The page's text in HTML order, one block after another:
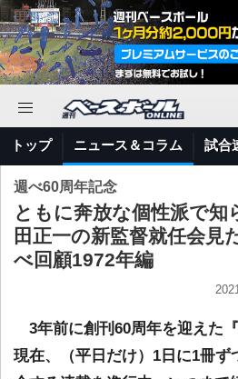
トップ ニュース＆コラム 試合
週べ60周年記念
ともに奔放な個性派で知
田正一の新監督就任会
べ回顧1972年編
3年前に創刊60周年を迎えた『
現在、（平日だけ）1日に1冊ず